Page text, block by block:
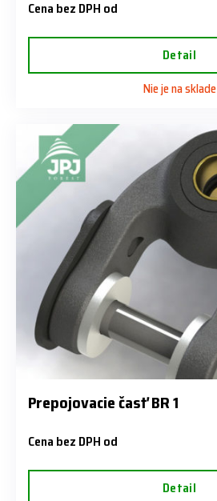
Cena bez DPH od
Detail
Nie je na sklade
Prepojovacie časť BR 1
Cena bez DPH od
Detail